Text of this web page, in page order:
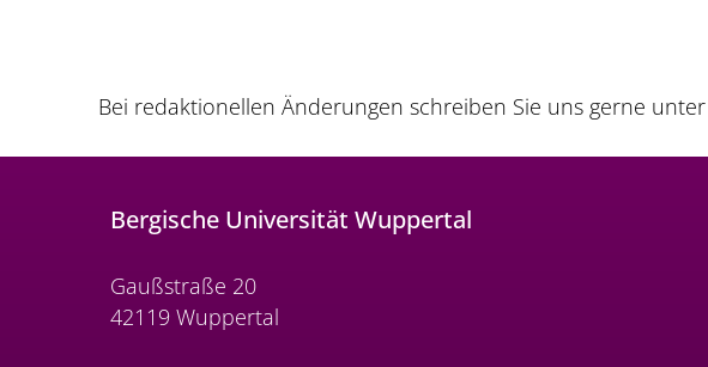
Bei redaktionellen Änderungen schreiben Sie uns gerne unter
Bergische Universität Wuppertal
Gaußstraße 20
42119 Wuppertal